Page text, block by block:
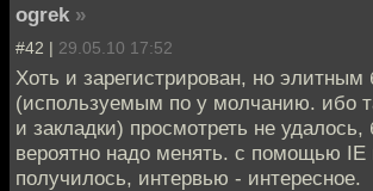
ogrek »
#42 | 29.05.10 17:52
Хоть и зарегистрирован, но элитным
(используемым по у молчанию. ибо
и закладки) просмотреть не удалось,
вероятно надо менять. с помощью IE
получилось, интервью - интересное.